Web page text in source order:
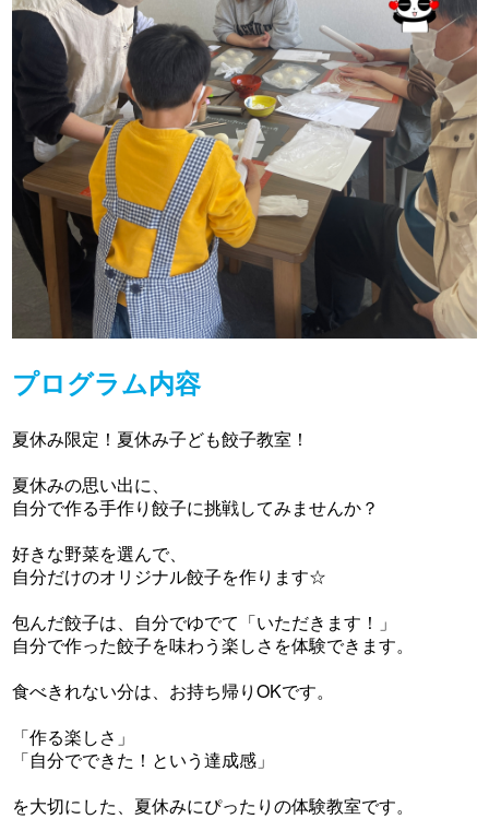
プログラム内容
夏休み限定！夏休み子ども餃子教室！
夏休みの思い出に、
自分で作る手作り餃子に挑戦してみませんか？
好きな野菜を選んで、
自分だけのオリジナル餃子を作ります☆
包んだ餃子は、自分でゆでて「いただきます！」
自分で作った餃子を味わう楽しさを体験できます。
食べきれない分は、お持ち帰りOKです。
「作る楽しさ」
「自分でできた！という達成感」
を大切にした、夏休みにぴったりの体験教室です。